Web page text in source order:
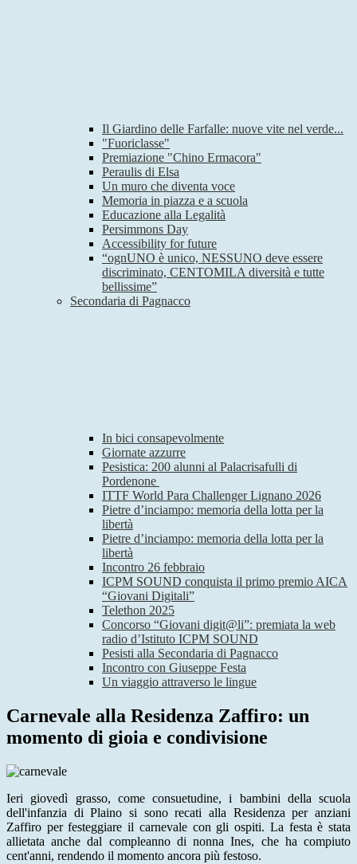
Il Giardino delle Farfalle: nuove vite nel verde...
"Fuoriclasse"
Premiazione "Chino Ermacora"
Peraulis di Elsa
Un muro che diventa voce
Memoria in piazza e a scuola
Educazione alla Legalità
Persimmons Day
Accessibility for future
“ognUNO è unico, NESSUNO deve essere
discriminato, CENTOMILA diversità e tutte
bellissime”
Secondaria di Pagnacco
In bici consapevolmente
Giornate azzurre
Pesistica: 200 alunni al Palacrisafulli di
Pordenone
ITTF World Para Challenger Lignano 2026
Pietre d’inciampo: memoria della lotta per la
libertà
Pietre d’inciampo: memoria della lotta per la
libertà
Incontro 26 febbraio
ICPM SOUND conquista il primo premio AICA
“Giovani Digitali”
Telethon 2025
Concorso “Giovani digit@li”: premiata la web
radio d’Istituto ICPM SOUND
Pesisti alla Secondaria di Pagnacco
Incontro con Giuseppe Festa
Un viaggio attraverso le lingue
Carnevale alla Residenza Zaffiro: un
momento di gioia e condivisione
Ieri giovedì grasso, come consuetudine, i bambini della scuola
dell'infanzia di Plaino si sono recati alla Residenza per anziani
Zaffiro per festeggiare il carnevale con gli ospiti. La festa è stata
allietata anche dal compleanno di nonna Ines, che ha compiuto
cent'anni, rendendo il momento ancora più festoso.